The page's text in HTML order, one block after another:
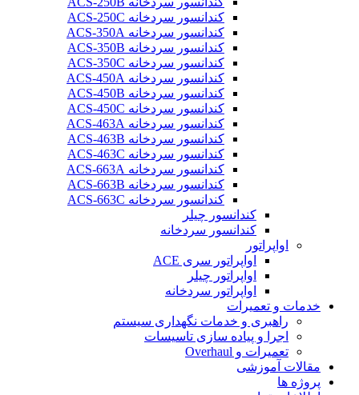
کندانسور سردخانه ACS-250C
کندانسور سردخانه ACS-350A
کندانسور سردخانه ACS-350B
کندانسور سردخانه ACS-350C
کندانسور سردخانه ACS-450A
کندانسور سردخانه ACS-450B
کندانسور سردخانه ACS-450C
کندانسور سردخانه ACS-463A
کندانسور سردخانه ACS-463B
کندانسور سردخانه ACS-463C
کندانسور سردخانه ACS-663A
کندانسور سردخانه ACS-663B
کندانسور سردخانه ACS-663C
کندانسور چیلر
کندانسور سردخانه
اواپراتور
اواپراتور سری ACE
اواپراتور چیلر
اواپراتور سردخانه
خدمات و تعمیرات
راهبری و خدمات نگهداری سیستم
اجرا و پیاده سازی تاسیسات
تعمیرات و Overhaul
مقالات آموزشی
پروژه ها